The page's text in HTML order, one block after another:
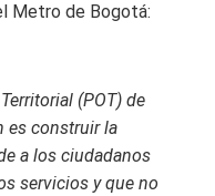
Metro de Bogotá:
(POT) de
es construir la
a los ciudadanos
servicios y que no